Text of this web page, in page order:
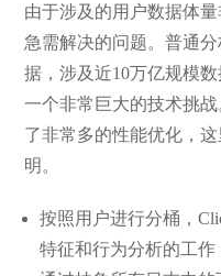
由于涉及的用户数据体
急需解决的问题。普通
据，涉及近10万亿规模
一个非常巨大的技术挑
了非常多的性能优化，
明。
按照用户进行分桶，
特征和行为分析的工作